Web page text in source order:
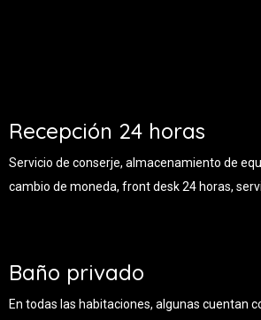
Recepción 24 horas
Servicio de conserje, almacenamiento de
cambio de moneda, front desk 24 horas,
Baño privado
En todas las habitaciones, algunas cuentan